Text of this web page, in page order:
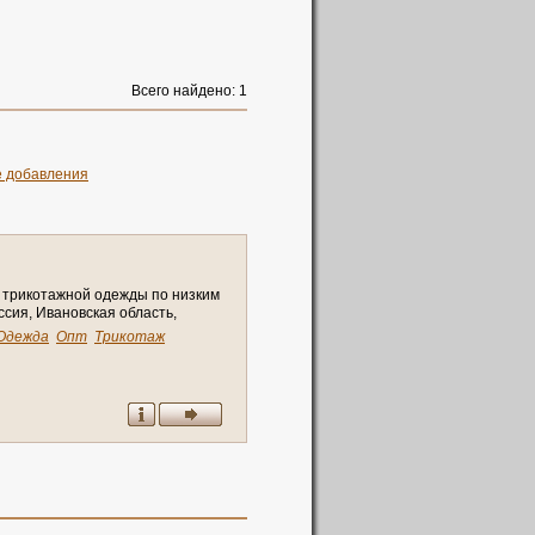
Всего найдено: 1
добавления
трикотажной одежды по низким
сия, Ивановская область,
Опт Трикотаж